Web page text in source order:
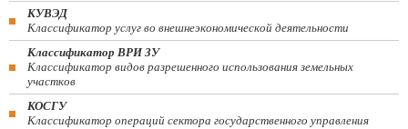
КУВЭД
Классификатор услуг во внешнеэкономической деятельности
Классификатор ВРИ ЗУ
Классификатор видов разрешенного использования земельных
участков
КОСГУ
Классификатор операций сектора государственного управления